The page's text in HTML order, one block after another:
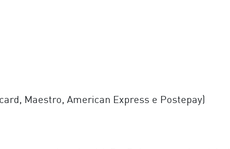
Maestro, American Express e Postepay)